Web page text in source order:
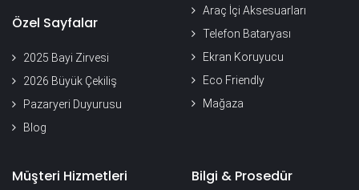
Özel Sayfalar
2025 Bayi Zirvesi
2026 Büyük Çekiliş
Pazaryeri Duyurusu
Blog
Araç İçi Aksesuarları
Telefon Bataryası
Ekran Koruyucu
Eco Friendly
Mağaza
Müşteri Hizmetleri Bilgi & Prosedür